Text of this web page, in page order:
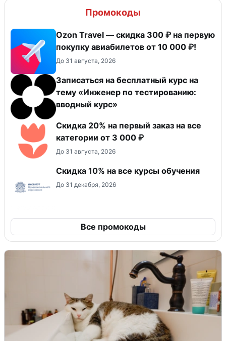
Промокоды
Ozon Travel — скидка 300 ₽ на первую
покупку авиабилетов от 10 000 ₽!
До 31 августа, 2026
Записаться на бесплатный курс на
тему «Инженер по тестированию:
вводный курс»
Скидка 20% на первый заказ на все
категории от 3 000 ₽
До 31 августа, 2026
Скидка 10% на все курсы обучения
До 31 декабря, 2026
Все промокоды